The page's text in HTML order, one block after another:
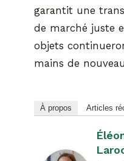
garantit une
de marché juste
objets
mains de
À propos Articles